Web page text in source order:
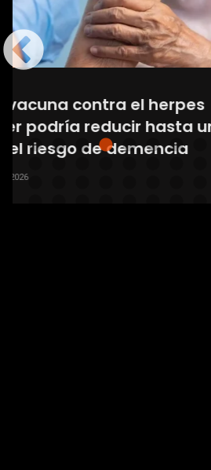
El Gobierno prepara
cambiario para
año electoral de 2027